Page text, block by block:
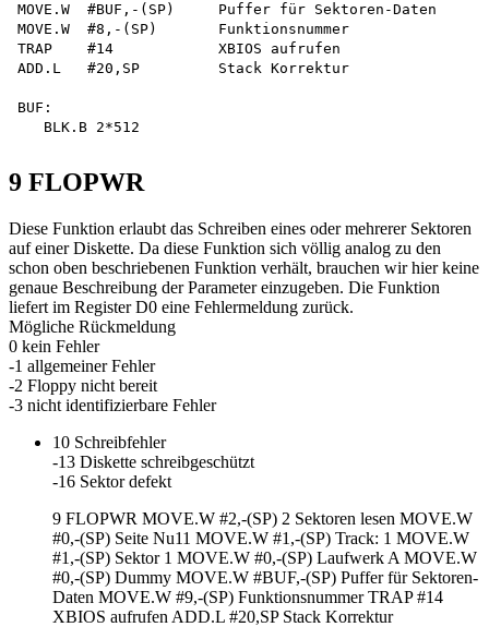
MOVE.W  #BUF,-(SP)     Puffer für Sektoren-Daten
MOVE.W  #8,-(SP)       Funktionsnummer
TRAP    #14            XBIOS aufrufen
ADD.L   #20,SP         Stack Korrektur
BUF:
9 FLOPWR
Diese Funktion erlaubt das Schreiben eines oder mehrerer Sektoren
auf einer Diskette. Da diese Funktion sich völlig analog zu den
schon oben beschriebenen Funktion verhält, brauchen wir hier keine
genaue Beschreibung der Parameter einzugeben. Die Funktion
liefert im Register D0 eine Fehlermeldung zurück.
Mögliche Rückmeldung
0 kein Fehler
-1 allgemeiner Fehler
-2 Floppy nicht bereit
-3 nicht identifizierbare Fehler
10 Schreibfehler
-13 Diskette schreibgeschützt
-16 Sektor defekt
9 FLOPWR MOVE.W #2,-(SP) 2 Sektoren lesen MOVE.W
#0,-(SP) Seite Nu11 MOVE.W #1,-(SP) Track: 1 MOVE.W
#1,-(SP) Sektor 1 MOVE.W #0,-(SP) Laufwerk A MOVE.W
#0,-(SP) Dummy MOVE.W #BUF,-(SP) Puffer für Sektoren-
Daten MOVE.W #9,-(SP) Funktionsnummer TRAP #14
XBIOS aufrufen ADD.L #20,SP Stack Korrektur